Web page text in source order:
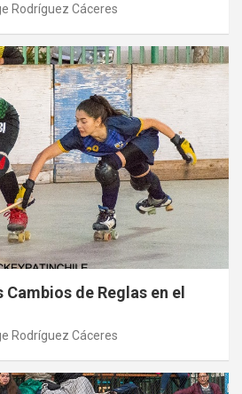
Rodríguez Cáceres
de Reglas en el
Rodríguez Cáceres